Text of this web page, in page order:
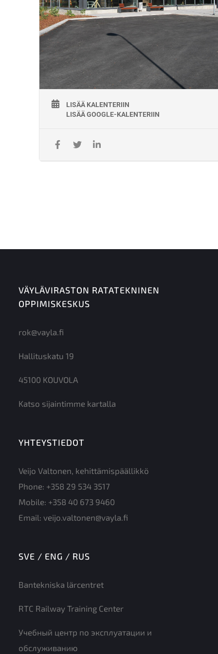
– Vähintään 2 vuoden työkokemus taitorakenteiden
rakennustöiden työnjohtajana, sillanrakennustöiden
valvojana tai siltasuunnittelijana
Lisätiedot :
Kisco Oy
Jarkko Kumpulainen, 050 382 9892
jarkko.kumpulainen@kisco.fi
LISÄÄ KALENTERIIN
LISÄÄ GOOGLE-KALENTERIIN
VÄYLÄVIRASTON RATATEKNINEN
OPPIMISKESKUS
rok@vayla.fi
Hallituskatu 19
45100 KOUVOLA
Katso sijaintimme kartalla
YHTEYSTIEDOT
Veijo Valtonen, kehittämispäällikkö
Phone: +358 29 534 3517
Mobile: +358 40 673 9460
Email: veijo.valtonen@vayla.fi
SVE / ENG / RUS
Bantekniska lärcentret
RTC Railway Training Center
Учебный центр по эксплуатации и
обслуживанию